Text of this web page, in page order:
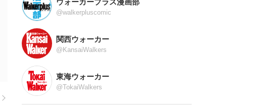
@walkerpluscomic
関西ウォーカー
@KansaiWalkers
東海ウォーカー
@TokaiWalkers